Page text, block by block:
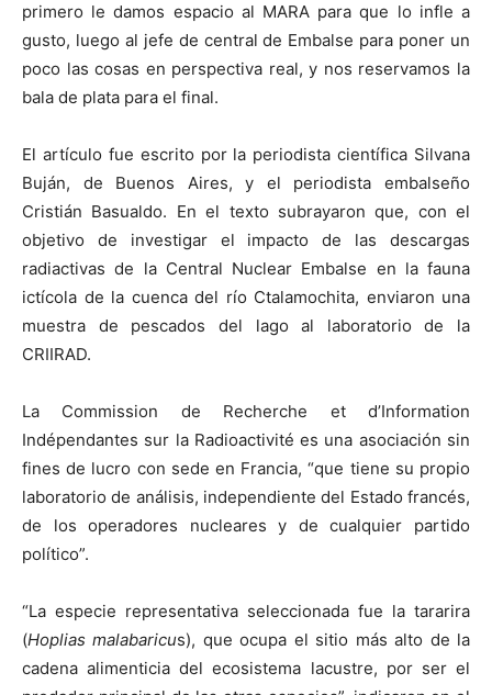
primero le damos espacio al MARA para que lo infle a
gusto, luego al jefe de central de Embalse para poner un
poco las cosas en perspectiva real, y nos reservamos la
bala de plata para el final.
El artículo fue escrito por la periodista científica Silvana
Buján, de Buenos Aires, y el periodista embalseño
Cristián Basualdo. En el texto subrayaron que, con el
objetivo de investigar el impacto de las descargas
radiactivas de la Central Nuclear Embalse en la fauna
ictícola de la cuenca del río Ctalamochita, enviaron una
muestra de pescados del lago al laboratorio de la
CRIIRAD.
La Commission de Recherche et d’Information
Indépendantes sur la Radioactivité es una asociación sin
fines de lucro con sede en Francia, “que tiene su propio
laboratorio de análisis, independiente del Estado francés,
de los operadores nucleares y de cualquier partido
político”.
“La especie representativa seleccionada fue la tararira
(Hoplias malabaricus), que ocupa el sitio más alto de la
cadena alimenticia del ecosistema lacustre, por ser el